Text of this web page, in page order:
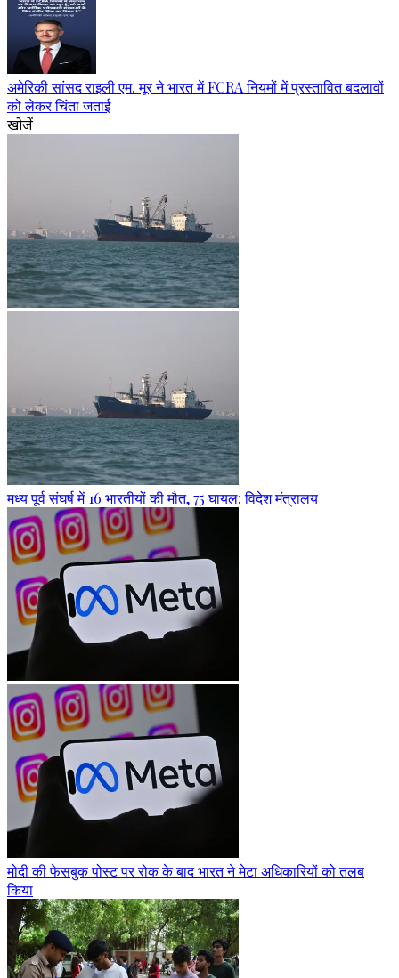
अमेरिकी सांसद राइली एम. मूर ने भारत में FCRA नियमों में प्रस्तावित बदलावों
को लेकर चिंता जताई
खोजें
मध्य पूर्व संघर्ष में 16 भारतीयों की मौत, 75 घायल: विदेश मंत्रालय
मोदी की फेसबुक पोस्ट पर रोक के बाद भारत ने मेटा अधिकारियों को तलब
किया